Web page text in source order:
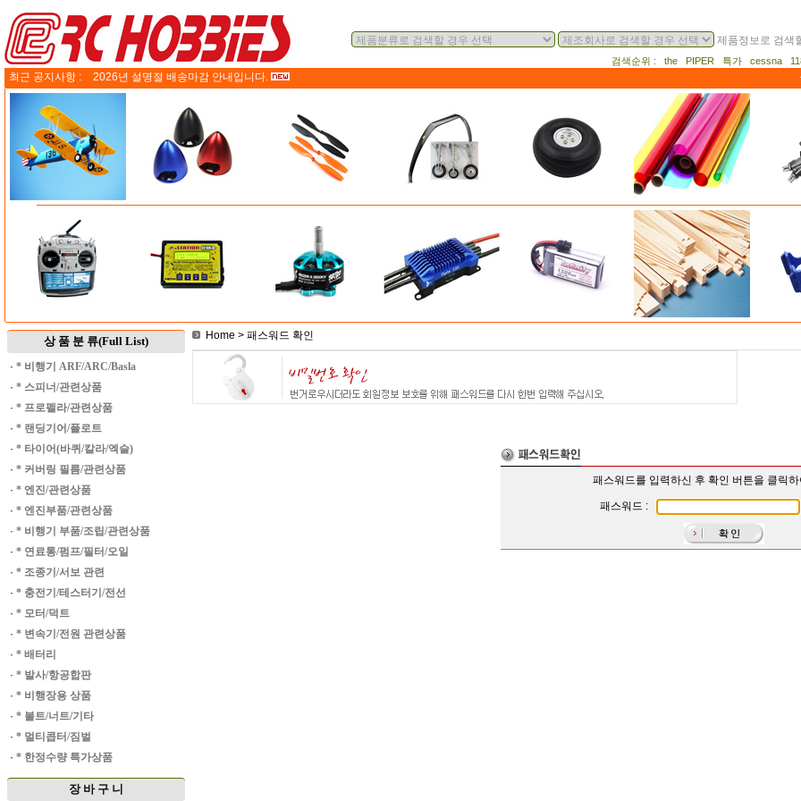
제품정보로 검색
검색순위 : the PIPER 특가 cessna
최근 공지사항 : 2026년 설명절 배송마감 안내입니다.
상 품 분 류(Full List)
· * 비행기 ARF/ARC/Basla
· * 스피너/관련상품
· * 프로펠라/관련상품
· * 랜딩기어/플로트
· * 타이어(바퀴/칼라/엑슬)
· * 커버링 필름/관련상품
· * 엔진/관련상품
· * 엔진부품/관련상품
· * 비행기 부품/조립/관련상품
· * 연료통/펌프/필터/오일
· * 조종기/서보 관련
· * 충전기/테스터기/전선
· * 모터/덕트
· * 변속기/전원 관련상품
· * 배터리
· * 발사/항공합판
· * 비행장용 상품
· * 볼트/너트/기타
· * 멀티콥터/짐벌
· * 한정수량 특가상품
장 바 구 니
Home > 패스워드 확인
패스워드를 입력하신 후 확인 버튼을 클릭
패스워드 :